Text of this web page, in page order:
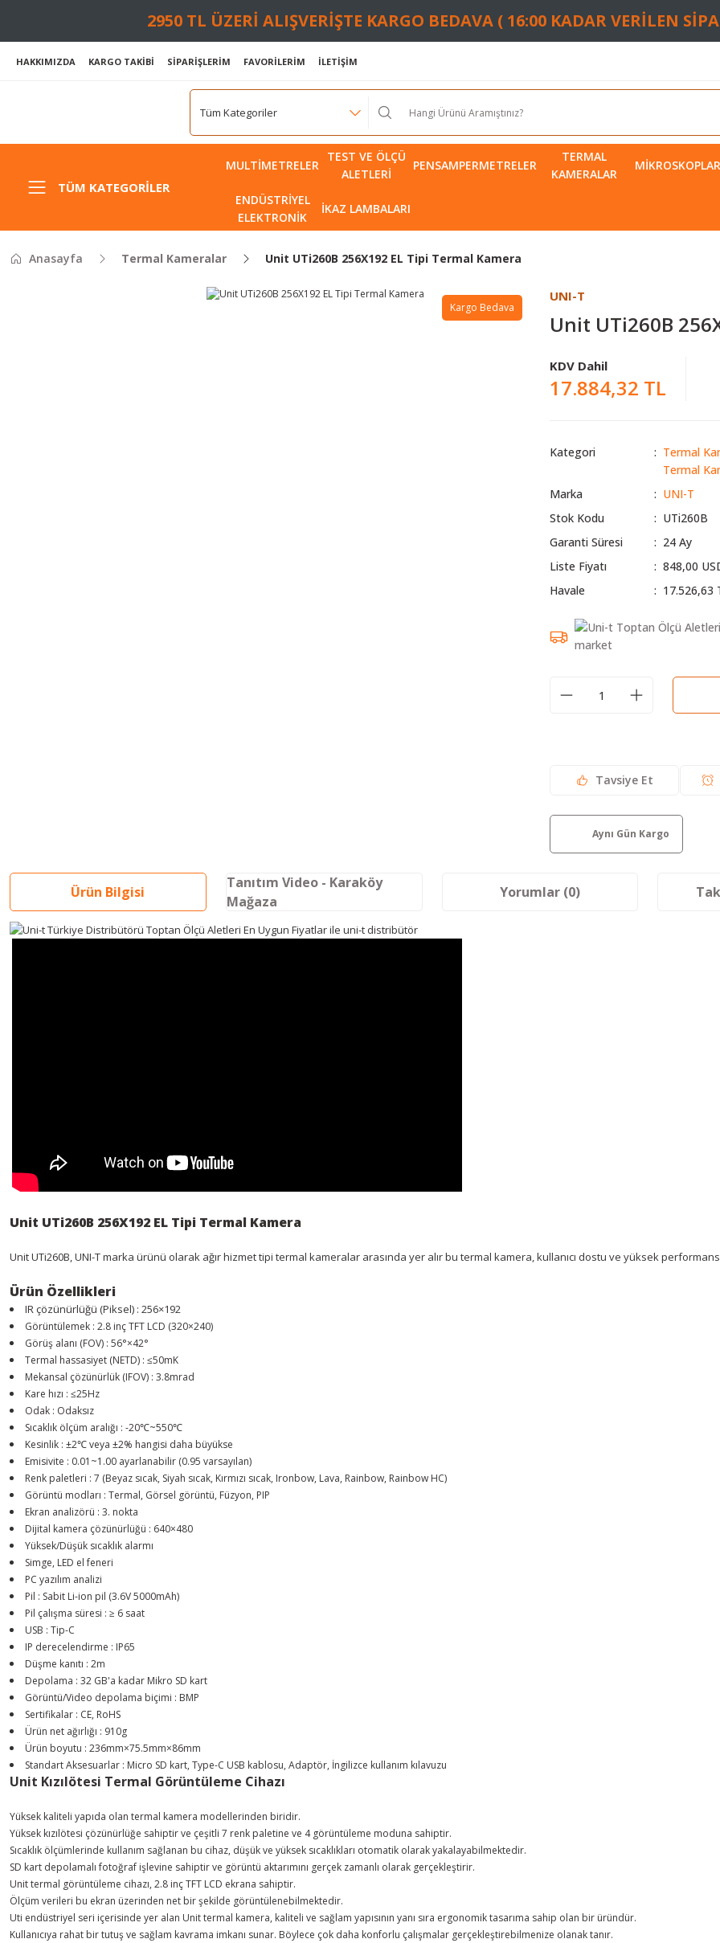
2950 TL ÜZERİ ALIŞVERİŞTE KARGO BEDAVA ( 16:00 KADAR VERİLEN
HAKKIMIZDA KARGO TAKİBİ SİPARİŞLERİM FAVORİLERİM İLETİŞİM
TÜM KATEGORILER
MULTIMETRELER
TEST VE ÖLÇÜ
ALETLERI
PENSAMPERMETRELER
TERMAL
KAMERALAR
MIKROSKOPLAR
ENDÜSTRIYEL
ELEKTRONIK
İKAZ LAMBALARI
Anasayfa Termal Kameralar Unit UTi260B 256X192 EL Tipi Termal Kamera
Kargo Bedava
UNI-T
Unit UTi260B
KDV Dahil
17.884,32 TL
Kategori Termal
Termal
Marka
UNI-T
Stok Kodu
UTi260B
Garanti Süresi
24 Ay
Liste Fiyatı
848,00
Havale
17.526,63
Tavsiye Et
Aynı Gün Kargo
Ürün Bilgisi
Tanıtım Video - Karaköy
Mağaza
Yorumlar (0)
Unit UTi260B 256X192 EL Tipi Termal Kamera
Unit UTi260B, UNI-T marka ürünü olarak ağır hizmet tipi termal kameralar arasında yer alır bu termal kamera, kullanıcı dostu ve yüksek
Ürün Özellikleri
IR çözünürlüğü (Piksel) : 256×192
Görüntülemek : 2.8 inç TFT LCD (320×240)
Görüş alanı (FOV) : 56°×42°
Termal hassasiyet (NETD) : ≤50mK
Mekansal çözünürlük (IFOV) : 3.8mrad
Kare hızı : ≤25Hz
Odak : Odaksız
Sıcaklık ölçüm aralığı : -20℃~550℃
Kesinlik : ±2℃ veya ±2% hangisi daha büyükse
Emisivite : 0.01~1.00 ayarlanabilir (0.95 varsayılan)
Renk paletleri : 7 (Beyaz sıcak, Siyah sıcak, Kırmızı sıcak, Ironbow, Lava, Rainbow, Rainbow HC)
Görüntü modları : Termal, Görsel görüntü, Füzyon, PIP
Ekran analizörü : 3. nokta
Dijital kamera çözünürlüğü : 640×480
Yüksek/Düşük sıcaklık alarmı
Simge, LED el feneri
PC yazılım analizi
Pil : Sabit Li-ion pil (3.6V 5000mAh)
Pil çalışma süresi : ≥ 6 saat
USB : Tip-C
IP derecelendirme : IP65
Düşme kanıtı : 2m
Depolama : 32 GB'a kadar Mikro SD kart
Görüntü/Video depolama biçimi : BMP
Sertifikalar : CE, RoHS
Ürün net ağırlığı : 910g
Ürün boyutu : 236mm×75.5mm×86mm
Standart Aksesuarlar : Micro SD kart, Type-C USB kablosu, Adaptör, İngilizce kullanım kılavuzu
Unit Kızılötesi Termal Görüntüleme Cihazı
Yüksek kaliteli yapıda olan termal kamera modellerinden biridir.
Yüksek kızılötesi çözünürlüğe sahiptir ve çeşitli 7 renk paletine ve 4 görüntüleme moduna sahiptir.
Sıcaklık ölçümlerinde kullanım sağlanan bu cihaz, düşük ve yüksek sıcaklıkları otomatik olarak yakalayabilmektedir.
SD kart depolamalı fotoğraf işlevine sahiptir ve görüntü aktarımını gerçek zamanlı olarak gerçekleştirir.
Unit termal görüntüleme cihazı, 2.8 inç TFT LCD ekrana sahiptir.
Ölçüm verileri bu ekran üzerinden net bir şekilde görüntülenebilmektedir.
Uti endüstriyel seri içerisinde yer alan Unit termal kamera, kaliteli ve sağlam yapısının yanı sıra ergonomik tasarıma sahip olan bir üründür.
Kullanıcıya rahat bir tutuş ve sağlam kavrama imkanı sunar. Böylece çok daha konforlu çalışmalar gerçekleştirebilmenize olanak tanır.